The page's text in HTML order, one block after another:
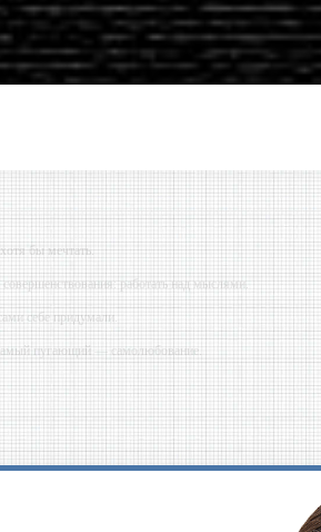
бы мечтать.
работать над мыслями.
себе придумали.
пугающий — самолюбование.
полезен никому, кроме того, кто его дал.